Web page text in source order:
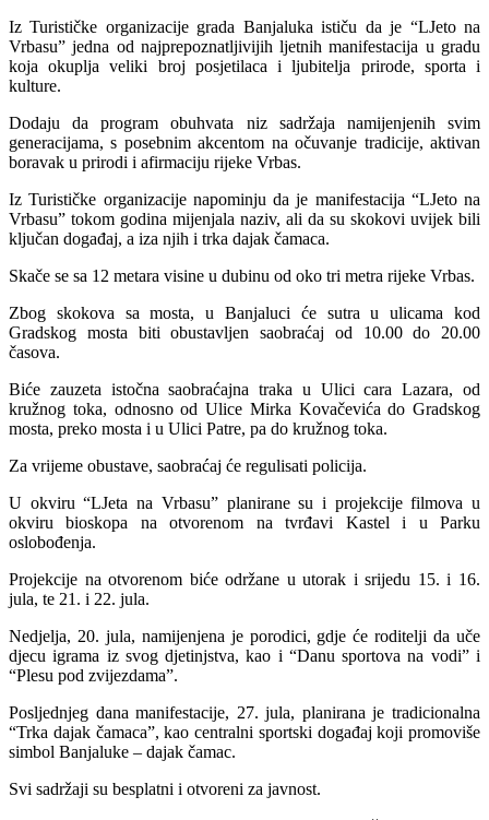
Iz Turističke organizacije grada Banjaluka ističu da je “LJeto na
Vrbasu” jedna od najprepoznatljivijih ljetnih manifestacija u gradu
koja okuplja veliki broj posjetilaca i ljubitelja prirode, sporta i
kulture.
Dodaju da program obuhvata niz sadržaja namijenjenih svim
generacijama, s posebnim akcentom na očuvanje tradicije, aktivan
boravak u prirodi i afirmaciju rijeke Vrbas.
Iz Turističke organizacije napominju da je manifestacija “LJeto na
Vrbasu” tokom godina mijenjala naziv, ali da su skokovi uvijek bili
ključan događaj, a iza njih i trka dajak čamaca.
Skače se sa 12 metara visine u dubinu od oko tri metra rijeke Vrbas.
Zbog skokova sa mosta, u Banjaluci će sutra u ulicama kod
Gradskog mosta biti obustavljen saobraćaj od 10.00 do 20.00
časova.
Biće zauzeta istočna saobraćajna traka u Ulici cara Lazara, od
kružnog toka, odnosno od Ulice Mirka Kovačevića do Gradskog
mosta, preko mosta i u Ulici Patre, pa do kružnog toka.
Za vrijeme obustave, saobraćaj će regulisati policija.
U okviru “LJeta na Vrbasu” planirane su i projekcije filmova u
okviru bioskopa na otvorenom na tvrđavi Kastel i u Parku
oslobođenja.
Projekcije na otvorenom biće održane u utorak i srijedu 15. i 16.
jula, te 21. i 22. jula.
Nedjelja, 20. jula, namijenjena je porodici, gdje će roditelji da uče
djecu igrama iz svog djetinjstva, kao i “Danu sportova na vodi” i
“Plesu pod zvijezdama”.
Posljednjeg dana manifestacije, 27. jula, planirana je tradicionalna
“Trka dajak čamaca”, kao centralni sportski događaj koji promoviše
simbol Banjaluke – dajak čamac.
Svi sadržaji su besplatni i otvoreni za javnost.